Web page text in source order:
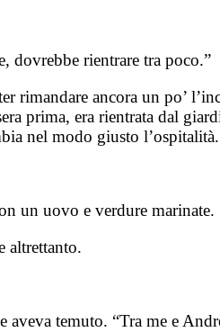
dovrebbe rientrare tra poco.”
rimandare ancora un po’
prima, era rientrata dal
nel modo giusto l’ospitalità.
un uovo e verdure marinate.
altrettanto.
temuto. “Tra me e